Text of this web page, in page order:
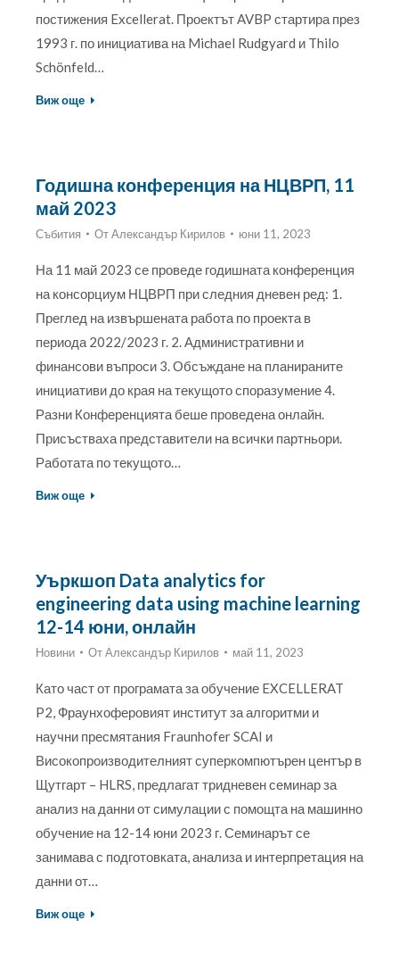
постижения Excellerat. Проектът AVBP стартира през
1993 г. по инициатива на Michael Rudgyard и Thilo
Schönfeld…
Виж още
Годишна конференция на НЦВРП, 11
май 2023
Събития ОтАлександър Кирилов юни 11, 2023
На 11 май 2023 се проведе годишната конференция
на консорциум НЦВРП при следния дневен ред: 1.
Преглед на извършената работа по проекта в
периода 2022/2023 г. 2. Административни и
финансови въпроси 3. Обсъждане на планираните
инициативи до края на текущото споразумение 4.
Разни Конференцията беше проведена онлайн.
Присъстваха представители на всички партньори.
Работата по текущото…
Виж още
Уъркшоп Data analytics for
engineering data using machine learning
12-14 юни, онлайн
Новини ОтАлександър Кирилов май 11, 2023
Като част от програмата за обучение EXCELLERAT
P2, Фраунхоферовият институт за алгоритми и
научни пресмятания Fraunhofer SCAI и
Високопроизводителният суперкомпютърен център в
Щутгарт – HLRS, предлагат тридневен семинар за
анализ на данни от симулации с помощта на машинно
обучение на 12-14 юни 2023 г. Семинарът се
занимава с подготовката, анализа и интерпретация на
данни от…
Виж още